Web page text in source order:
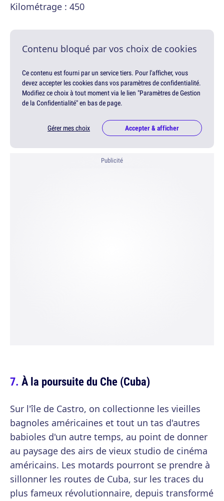
Kilométrage : 450
Contenu bloqué par vos choix de cookies
Ce contenu est fourni par un service tiers. Pour l'afficher, vous
devez accepter les cookies dans vos paramètres de confidentialité.
Modifiez ce choix à tout moment via le lien "Paramètres de Gestion
de la Confidentialité" en bas de page.
Gérer mes choix Accepter & afficher
Publicité
À la poursuite du Che (Cuba)
Sur l'île de Castro, on collectionne les vieilles
bagnoles américaines et tout un tas d'autres
babioles d'un autre temps, au point de donner
au paysage des airs de vieux studio de cinéma
américains. Les motards pourront se prendre à
sillonner les routes de Cuba, sur les traces du
plus fameux révolutionnaire, depuis transformé